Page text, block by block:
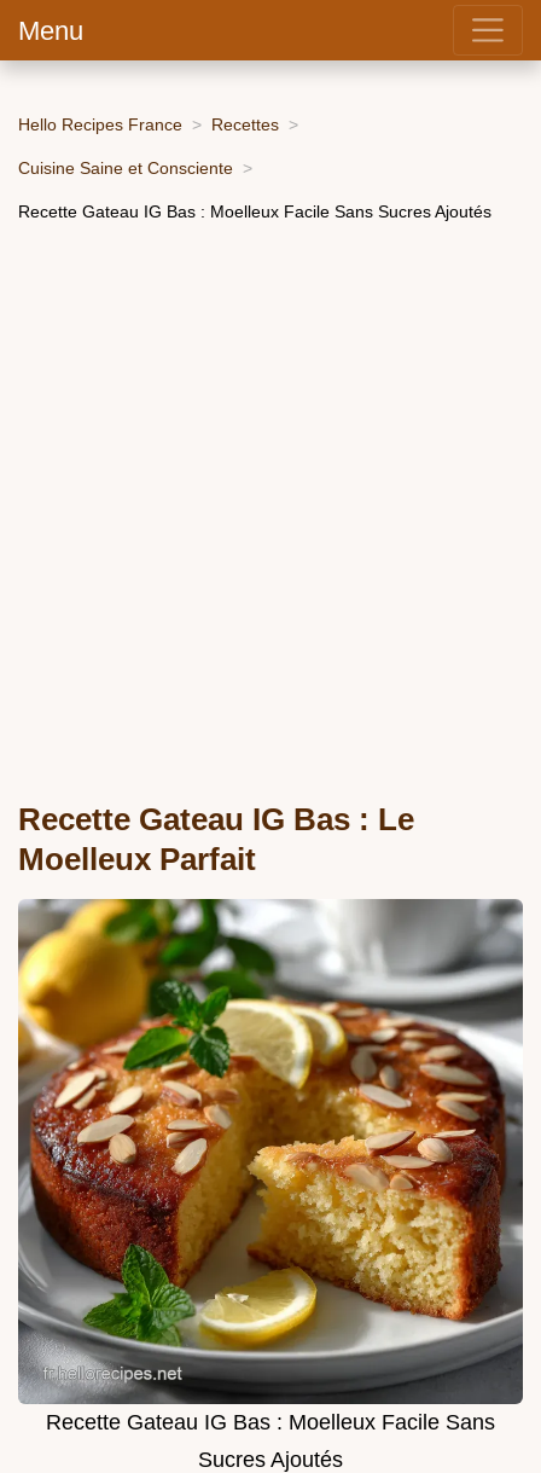
Menu
Hello Recipes France Recettes
Cuisine Saine et Consciente
Recette Gateau IG Bas : Moelleux Facile Sans Sucres Ajoutés
Recette Gateau IG Bas : Le
Moelleux Parfait
Recette Gateau IG Bas : Moelleux Facile Sans
Sucres Ajoutés